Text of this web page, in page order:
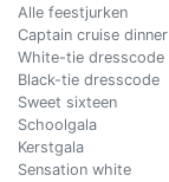
Alle feestjurken
Captain cruise dinner
White-tie dresscode
Black-tie dresscode
Sweet sixteen
Schoolgala
Kerstgala
Sensation white